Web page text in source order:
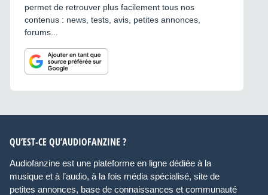
permet de retrouver plus facilement tous nos
contenus : news, tests, avis, petites annonces,
forums...
QU’EST-CE QU’AUDIOFANZINE ?
Audiofanzine est une plateforme en ligne dédiée à la
musique et à l’audio, à la fois média spécialisé, site de
petites annonces, base de connaissances et communauté